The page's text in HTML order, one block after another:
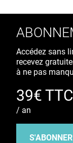
Accédez sans
recevez
à ne pas
39€ TTC
/ an
S'ABONNER